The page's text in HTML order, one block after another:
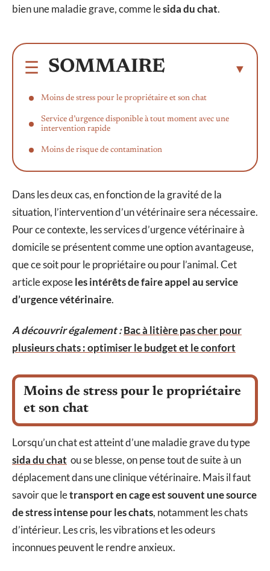
bien une maladie grave, comme lesida du chat.
SOMMAIRE
Moins de stress pour le propriétaire et son chat
Service d’urgence disponible à tout moment avec une
intervention rapide
Moins de risque de contamination
Dans les deux cas, en fonction de la gravité de la
situation, l’intervention d’un vétérinaire sera nécessaire.
Pour ce contexte, les services d’urgence vétérinaire à
domicile se présentent comme une option avantageuse,
que ce soit pour le propriétaire ou pour l’animal. Cet
article exposeles intérêts de faire appel au service
d’urgence vétérinaire.
A découvrir également :Bac à litière pas cher pour
plusieurs chats : optimiser le budget et le confort
Moins de stress pour le propriétaire
et son chat
Lorsqu’un chat est atteint d’une maladie grave du type
sida du chat ou se blesse, on pense tout de suite à un
déplacement dans une clinique vétérinaire. Mais il faut
savoir que letransport en cage est souvent une source
de stress intense pour les chats, notamment les chats
d’intérieur. Les cris, les vibrations et les odeurs
inconnues peuvent le rendre anxieux.